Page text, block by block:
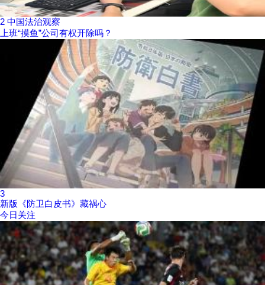
2 中国法治观察
上班“摸鱼”公司有权开除吗？
3
新版《防卫白皮书》藏祸心
今日关注